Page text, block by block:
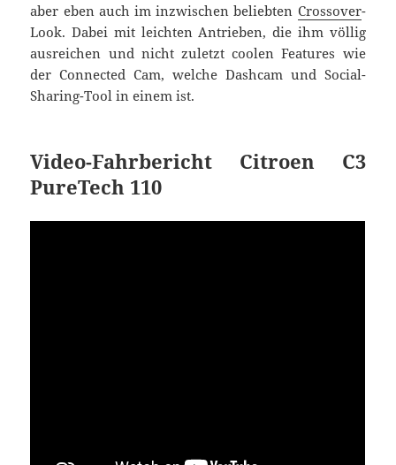
aber eben auch im inzwischen beliebten Crossover-
Look. Dabei mit leichten Antrieben, die ihm völlig
ausreichen und nicht zuletzt coolen Features wie
der Connected Cam, welche Dashcam und Social-
Sharing-Tool in einem ist.
Video-Fahrbericht Citroen C3
PureTech 110